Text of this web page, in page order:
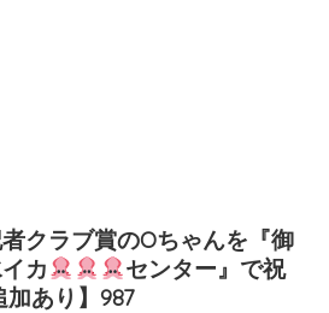
クラブ賞のOちゃんを『御
カ
センター』で祝
加あり】987